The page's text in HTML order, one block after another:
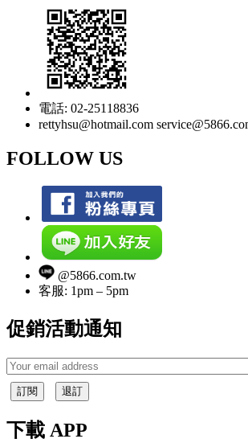
電話: 02-25118836
rettyhsu@hotmail.com
FOLLOW US
@5866.com.tw
客服: 1pm – 5pm
促銷活動通知
訂閱 退訂
下載 APP